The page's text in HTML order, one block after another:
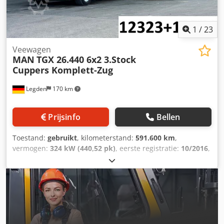
voertuignummer: 12323 Fouten en voorafgaande verkoop
voorbehouden. Codpfx Aozq Nx Ujikjrf
1 /23
Legden 170 km
Veewagen
MAN TGX 26.440 6x2 3.Stock
Cuppers Komplett-Zug
Prijsinfo Bellen
Toestand: gebruikt, kilometerstand: 591.600 km,
vermogen: 324 kW (440,52 pk), eerste registratie: 10/2016,
, totaalgewicht:
asconfiguratie:3 assen, volgende keuring (TÜV):11/2026,
kleur: groen, soort overbrenging: automatisch
emissieklasse:Euro 6 , Uitrusting:
airconditioning,
navigatiesysteem, standkachel
, MAN TGX 26.440 drielaags
Cuppers-oplegger (12323) * Multifunctioneel stuurwiel *
Automatische airconditioning * Standkachel * Tweede